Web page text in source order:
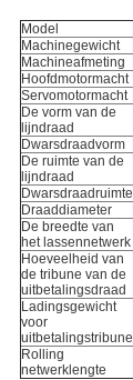
Model
Machinegewicht
Machineafmeting
Hoofdmotormacht
Servomotormacht
De vorm van de
lijndraad
Dwarsdraadvorm
De ruimte van de
lijndraad
Dwarsdraadruimte
Draaddiameter
De breedte van
het lassennetwerk
Hoeveelheid van
de tribune van de
uitbetalingsdraad
Ladingsgewicht
voor
uitbetalingstribune
Rolling
netwerklengte